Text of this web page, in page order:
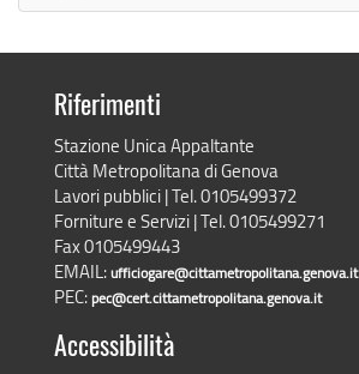
Riferimenti
Stazione Unica Appaltante
Città Metropolitana di Genova
Lavori pubblici | Tel. 0105499372
Forniture e Servizi | Tel. 0105499271
Fax 0105499443
EMAIL:ufficiogare@cittametropolitana.genova.it
PEC:pec@cert.cittametropolitana.genova.it
Accessibilità